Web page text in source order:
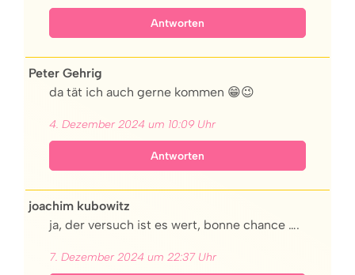
Antworten
Peter Gehrig
da tät ich auch gerne kommen 😁😉
4. Dezember 2024 um 10:09 Uhr
Antworten
joachim kubowitz
ja, der versuch ist es wert, bonne chance ….
7. Dezember 2024 um 22:37 Uhr